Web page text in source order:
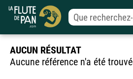
AUCUN RÉSULTAT
Aucune référence n'a été